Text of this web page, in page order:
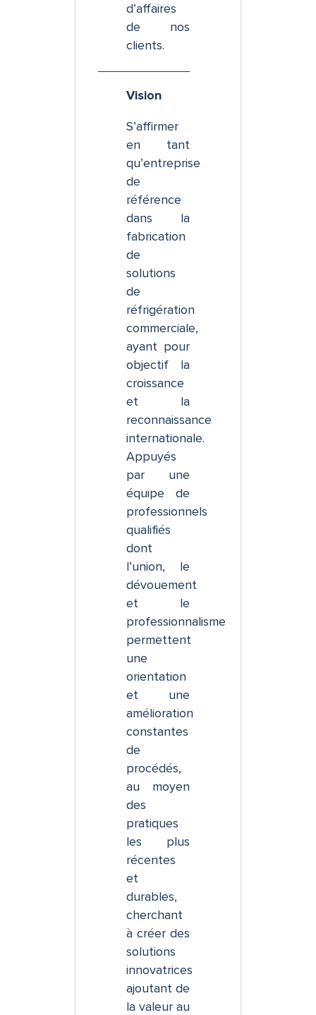
d’affaires
de nos
clients.
Vision
S’affirmer
en tant
qu’entreprise
de
référence
dans la
fabrication
de
solutions
de
réfrigération
commerciale,
ayant pour
objectif la
croissance
et la
reconnaissance
internationale.
Appuyés
par une
équipe de
professionnels
qualifiés
dont
l’union, le
dévouement
et le
professionnalisme
permettent
une
orientation
et une
amélioration
constantes
de
procédés,
au moyen
des
pratiques
les plus
récentes
et
durables,
cherchant
à créer des
solutions
innovatrices
ajoutant de
la valeur au